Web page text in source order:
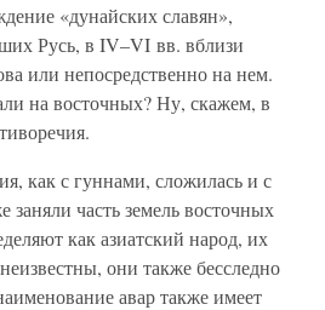
«дунайских славян»,
Русь, в IV–VI вв. вблизи
или непосредственно на нем.
на восточных? Ну, скажем, в
как с гуннами, сложилась и с
заняли часть земель восточных
как азиатский народ, их
они также бесследно
авар также имеет